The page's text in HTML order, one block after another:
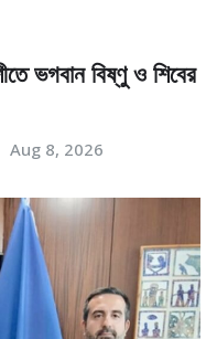
ভগবান বিষ্ণু ও শিবের
Aug 8, 2026